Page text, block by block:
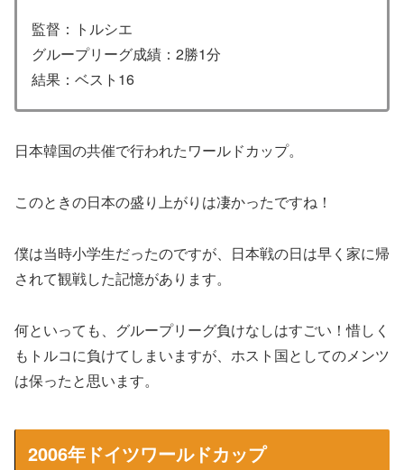
監督：トルシエ
グループリーグ成績：2勝1分
結果：ベスト16
日本韓国の共催で行われたワールドカップ。
このときの日本の盛り上がりは凄かったですね！
僕は当時小学生だったのですが、日本戦の日は早く家に帰
されて観戦した記憶があります。
何といっても、グループリーグ負けなしはすごい！惜しく
もトルコに負けてしまいますが、ホスト国としてのメンツ
は保ったと思います。
2006年ドイツワールドカップ